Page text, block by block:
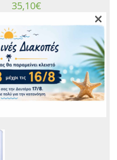
35,10€
Διαθέσιμο για
παραγγελία
Προσθήκη στο καλάθι
Add to wishlist
Αποστολή σε 1 - 3
ημέρες
×